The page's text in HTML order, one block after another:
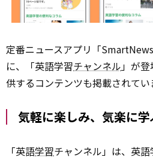
定番ニュースアプリ「
に、「英語学習チャンネル」が
供するコンテンツも掲載されてい
気軽に楽しみ、気楽に学
「英語学習チャンネル」は、英